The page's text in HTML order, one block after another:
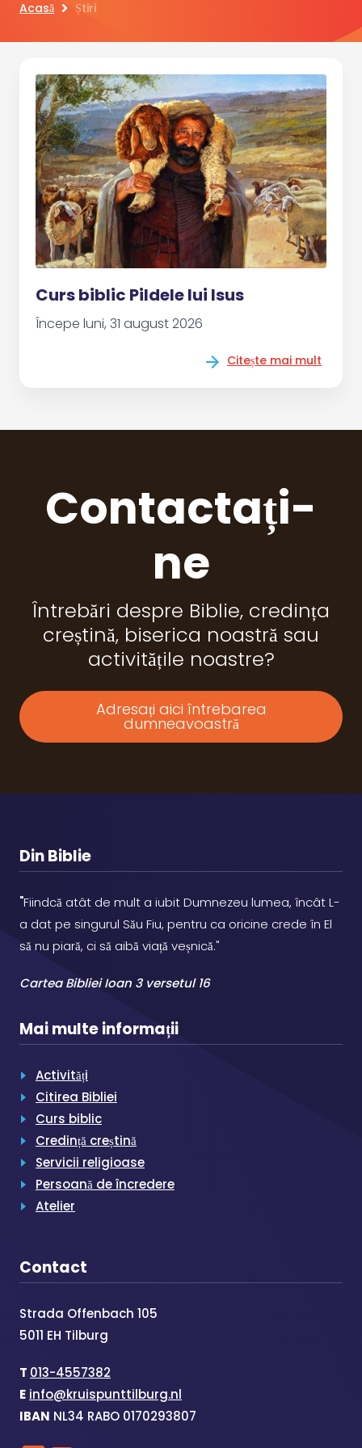
Acasă Știri
Curs biblic Pildele lui Isus
Începe luni, 31 august 2026
Citește mai mult
Contactați-
ne
Întrebări despre Biblie, credința
creștină, biserica noastră sau
activitățile noastre?
Adresați aici întrebarea
dumneavoastră
Din Biblie
"Fiindcă atât de mult a iubit Dumnezeu lumea, încât L-
a dat pe singurul Său Fiu, pentru ca oricine crede în El
să nu piară, ci să aibă viață veșnică."
Cartea Bibliei Ioan 3 versetul 16
Mai multe informații
Activități
Citirea Bibliei
Curs biblic
Credință creștină
Servicii religioase
Persoană de încredere
Atelier
Contact
Strada Offenbach 105
5011 EH Tilburg
T 013-4557382
E info@kruispunttilburg.nl
IBAN NL34 RABO 0170293807